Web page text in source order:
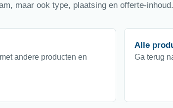
maar ook type, plaatsing en offerte-inhoud.
andere producten en
Alle
Ga terug